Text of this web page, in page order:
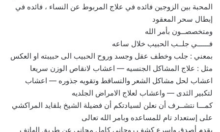
المحبة بين الزوجين فائده في علاج المربوط عن النساء ، فائده في
إبطال سحر المعقود
ومتخصصــون بأمر الله
فــــــي جلــب الحبيب خلال ساعه
بمعني : جلب وخطف عقل وجسد وروح الحبيب الى حبيبته او العكس
مثل : علاج المشاكل الجنسيه — اعشاب لانقاص الوزن سريعا
اعشاب لحل مشاكل الشعر والتساقط وتقويه جذوره — اعشاب
لتكبير الثدى — واعشاب لعلاج الامراض الجلديه
كمـــا نتشــرف أن نعلن لسيادتكم أن فضيلة الشيخ بلقايد المراكشي
على إستعداد تام للمساعده وبامر الله تعالى
يقدم أصدق واسرع كشف روحاني كامل مجاني عن طريق الهاتف